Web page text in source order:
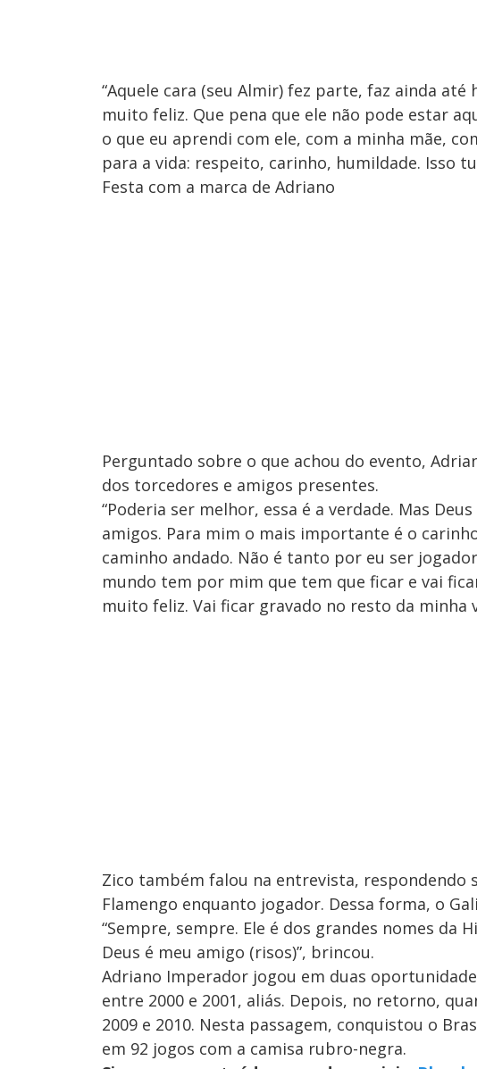
“Aquele cara (seu Almir) fez parte, faz ainda
muito feliz. Que pena que ele não pode estar
o que eu aprendi com ele, com a minha mãe,
para a vida: respeito, carinho, humildade. Isso
Festa com a marca de Adriano
Perguntado sobre o que achou do evento,
dos torcedores e amigos presentes.
“Poderia ser melhor, essa é a verdade. Mas
amigos. Para mim o mais importante é o
caminho andado. Não é tanto por eu ser
mundo tem por mim que tem que ficar e vai
muito feliz. Vai ficar gravado no resto da minha
Zico também falou na entrevista, respondendo
Flamengo enquanto jogador. Dessa forma, o
“Sempre, sempre. Ele é dos grandes nomes da
Deus é meu amigo (risos)”, brincou.
Adriano Imperador jogou em duas
entre 2000 e 2001, aliás. Depois, no retorno,
2009 e 2010. Nesta passagem, conquistou o
em 92 jogos com a camisa rubro-negra.